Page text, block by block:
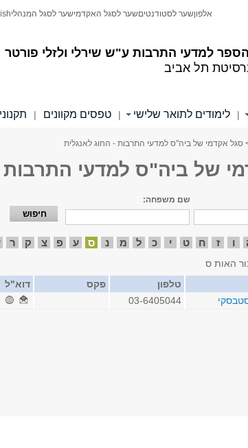
למדעי התרבות ע"ש שירלי ולזלי פורטר
תל אביב
אלפוןשער לסטודנטיםשער לסגל האקדמישער לסגל המנהלי
| לימודים לתואר שלישי | טפסים מקוונים |
סגל אקדמי של ביה"ס למדעי התרבות - החוג לאנגלית
של ביה"ס למדעי התרבות
שם משפחה:
ו ז ח ט י כ ל מ נ ס ע פ צ ק ר
האות ס
טלפון פקס
דוא"ל
03-6405044